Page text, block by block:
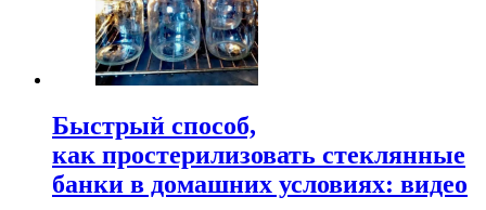
Быстрый способ,
как простерилизовать стеклянные
банки в домашних условиях: видео